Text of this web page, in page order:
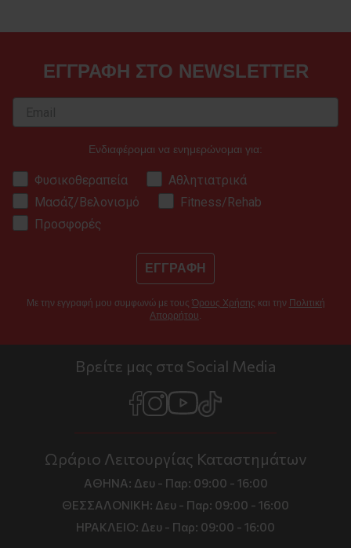
ΕΓΓΡΑΦΗ ΣΤΟ NEWSLETTER
Ενδιαφέρομαι να ενημερώνομαι για:
Φυσικοθεραπεία
Αθλητιατρικά
Μασάζ/Βελονισμό
Fitness/Rehab
Προσφορές
ΕΓΓΡΑΦΗ
Με την εγγραφή μου συμφωνώ με τους Όρους Χρήσης και την Πολιτική
Απορρήτου.
Βρείτε μας στα Social Media
Ωράριο Λειτουργίας Καταστημάτων
ΑΘΗΝΑ: Δευ - Παρ: 09:00 - 16:00
ΘΕΣΣΑΛΟΝΙΚΗ: Δευ - Παρ: 09:00 - 16:00
ΗΡΑΚΛΕΙΟ: Δευ - Παρ: 09:00 - 16:00